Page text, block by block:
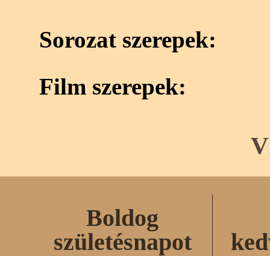
Sorozat szerepek:
Film szerepek:
Boldog
születésnapot